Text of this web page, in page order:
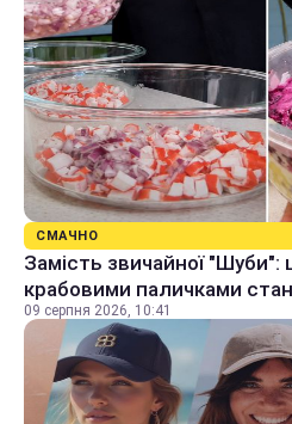
СМАЧНО
Замість звичайної "Шуби":
крабовими паличками
09 серпня 2026, 10:41